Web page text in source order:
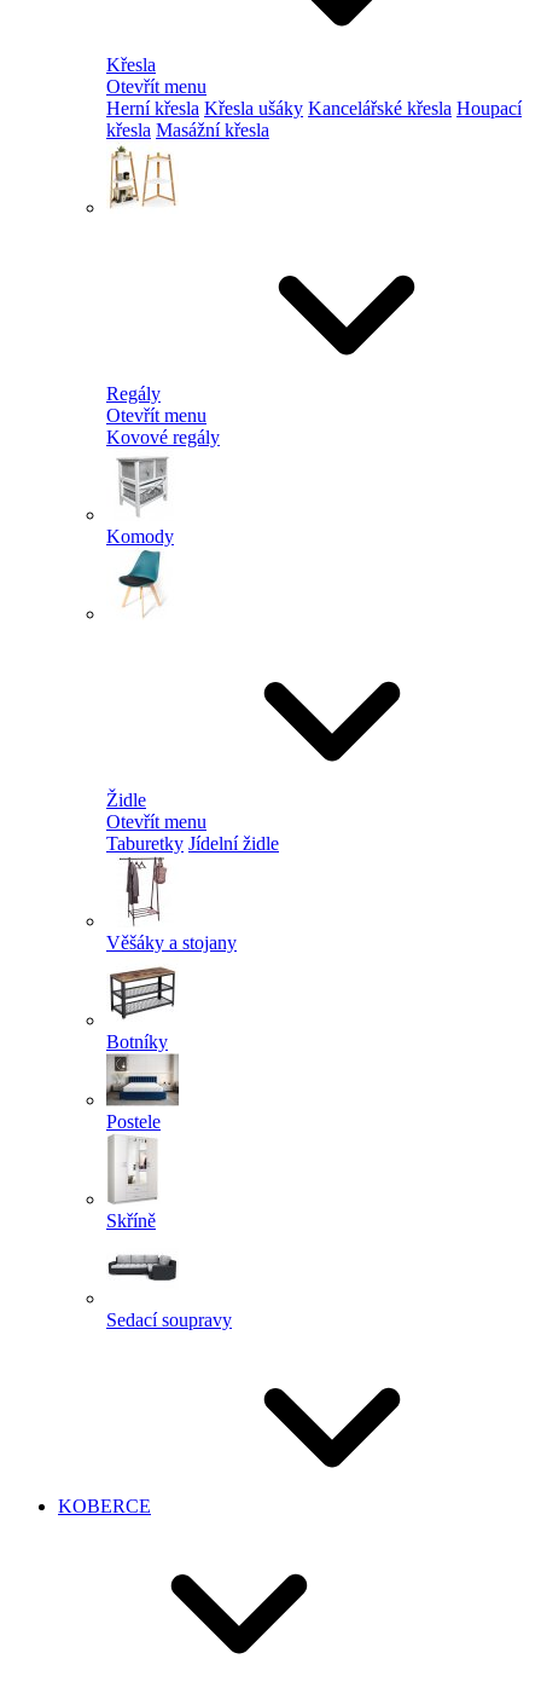
Křesla
Otevřít menu
Herní křesla Křesla ušáky Kancelářské křesla Houpací
křesla Masážní křesla
Regály
Otevřít menu
Kovové regály
Komody
Židle
Otevřít menu
Taburetky Jídelní židle
Věšáky a stojany
Botníky
Postele
Skříně
Sedací soupravy
KOBERCE